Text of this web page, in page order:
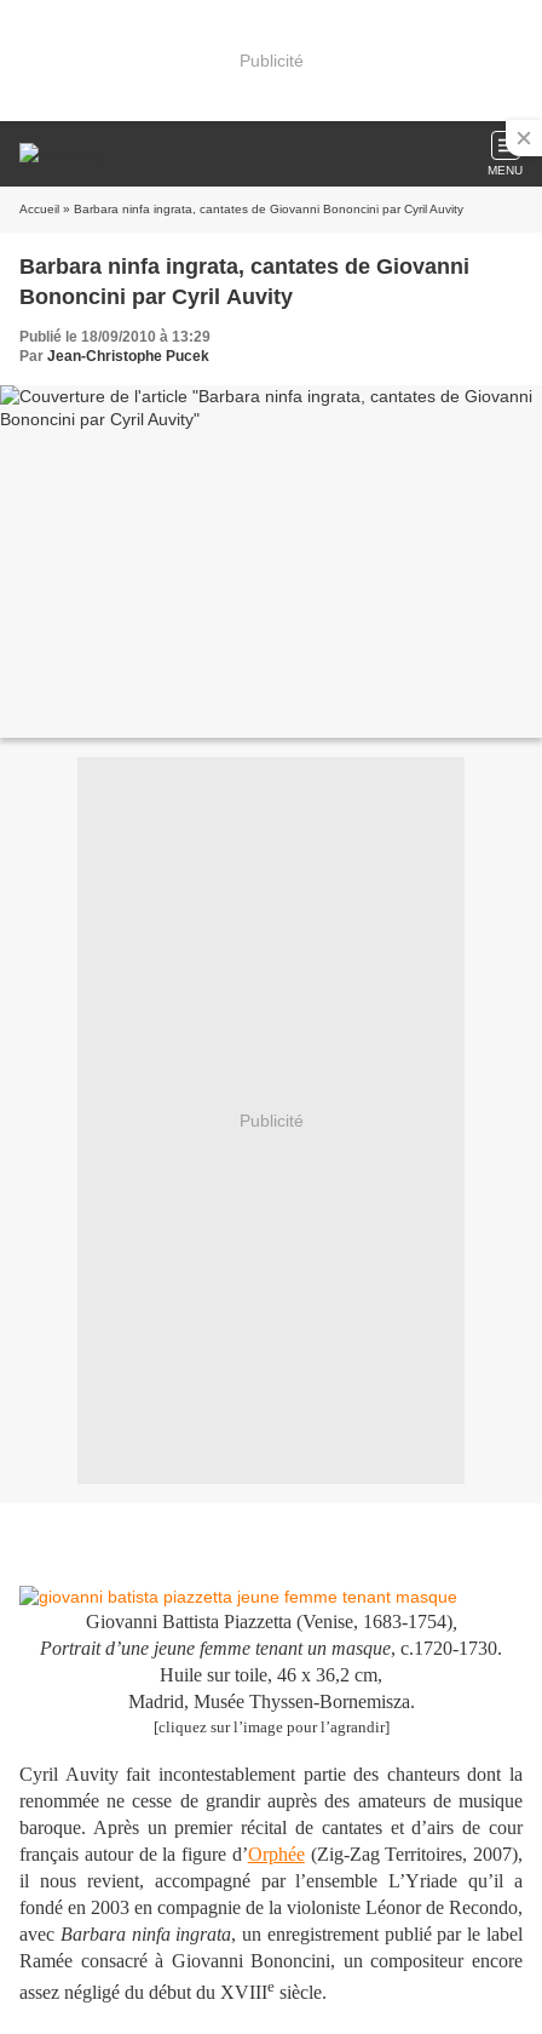
Publicité
MENU
Accueil » Barbara ninfa ingrata, cantates de Giovanni Bononcini par Cyril Auvity
Barbara ninfa ingrata, cantates de Giovanni
Bononcini par Cyril Auvity
Publié le 18/09/2010 à 13:29
Par Jean-Christophe Pucek
Publicité
Giovanni Battista Piazzetta (Venise, 1683-1754),
Portrait d’une jeune femme tenant un masque, c.1720-1730.
Huile sur toile, 46 x 36,2 cm,
Madrid, Musée Thyssen-Bornemisza.
[cliquez sur l’image pour l’agrandir]
Cyril Auvity fait incontestablement partie des chanteurs dont la
renommée ne cesse de grandir auprès des amateurs de musique
baroque. Après un premier récital de cantates et d’airs de cour
français autour de la figure d’Orphée(Zig-Zag Territoires, 2007),
il nous revient, accompagné par l’ensemble L’Yriade qu’il a
fondé en 2003 en compagnie de la violoniste Léonor de Recondo,
avec Barbara ninfa ingrata, un enregistrement publié par le label
Ramée consacré à Giovanni Bononcini, un compositeur encore
assez négligé du début du XVIIIe siècle.